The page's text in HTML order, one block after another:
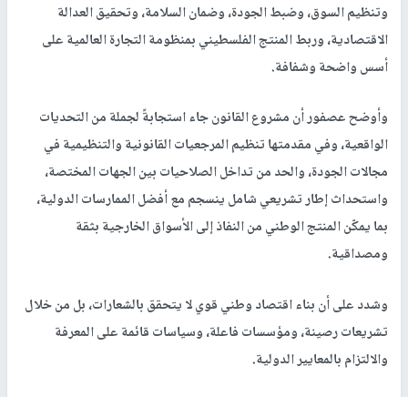
وتنظيم السوق، وضبط الجودة، وضمان السلامة، وتحقيق العدالة
الاقتصادية، وربط المنتج الفلسطيني بمنظومة التجارة العالمية على
أسس واضحة وشفافة.
وأوضح عصفور أن مشروع القانون جاء استجابةً لجملة من التحديات
الواقعية، وفي مقدمتها تنظيم المرجعيات القانونية والتنظيمية في
مجالات الجودة، والحد من تداخل الصلاحيات بين الجهات المختصة،
واستحداث إطار تشريعي شامل ينسجم مع أفضل الممارسات الدولية،
بما يمكّن المنتج الوطني من النفاذ إلى الأسواق الخارجية بثقة
ومصداقية.
وشدد على أن بناء اقتصاد وطني قوي لا يتحقق بالشعارات، بل من خلال
تشريعات رصينة، ومؤسسات فاعلة، وسياسات قائمة على المعرفة
والالتزام بالمعايير الدولية.